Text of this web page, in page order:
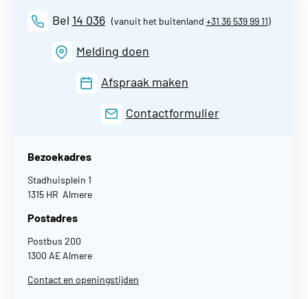
Bel 14 036(vanuit het buitenland +31 36 539 99 11)
Melding doen
Afspraak maken
Contactformulier
Bezoekadres
Stadhuisplein 1
1315 HR Almere
Postadres
Postbus 200
1300 AE Almere
Contact en openingstijden